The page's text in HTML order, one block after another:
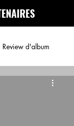
Review d'album